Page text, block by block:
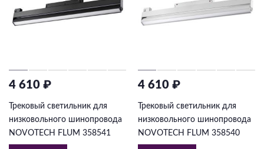
4 610 ₽
Трековый светильник для
низковольного шинопровода
NOVOTECH FLUM 358541
4 610 ₽
Трековый светильник для
низковольного шинопровода
NOVOTECH FLUM 358540